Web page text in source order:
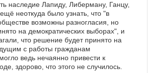
наследие Лапиду, Либерману, Ганцу,
неоткуда было узнать, что "в
возможны разногласия, но
на демократических выборах", и
что решение будет принято на
с работы гражданам
ведь нечаянно привести к
здорово, что этого не случилось.